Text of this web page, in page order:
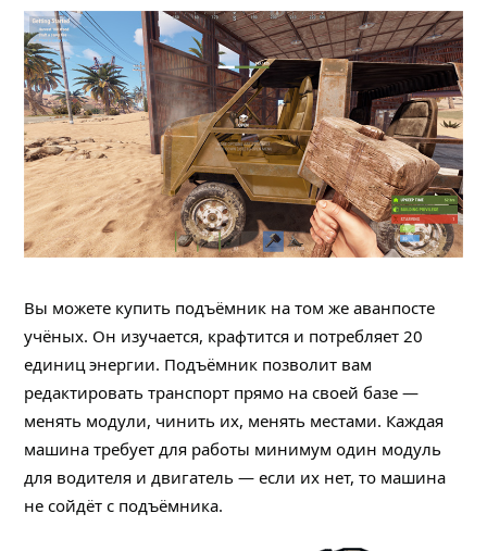
Вы можете купить подъёмник на том же аванпосте
учёных. Он изучается, крафтится и потребляет 20
единиц энергии. Подъёмник позволит вам
редактировать транспорт прямо на своей базе —
менять модули, чинить их, менять местами. Каждая
машина требует для работы минимум один модуль
для водителя и двигатель — если их нет, то машина
не сойдёт с подъёмника.